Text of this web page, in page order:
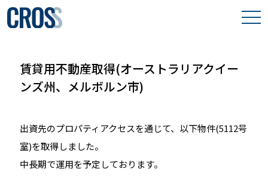
取り組み事例
会社案内
賃貸用不動産取得(オーストラリアクイー
ンズ州、メルボルン市)
出資先のプロパティアクセスを通じて、以下物件(5112号
室)を取得しました。
中長期で運用を予定しております。